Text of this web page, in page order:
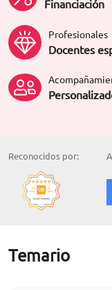
Financiación
Profesionales
Docentes
Reconocidos por:
Temario